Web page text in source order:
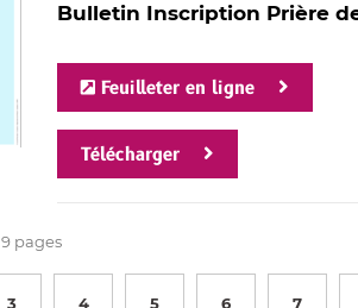
Bulletin Inscription Prière
Feuilleter en ligne
Télécharger
9 pages
3 4 5 6 7